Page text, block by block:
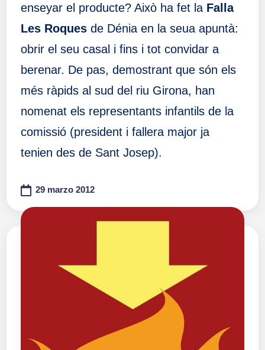
enseyar el producte? Això ha fet la Falla
Les Roquesde Dénia en la seua apuntà:
obrir el seu casal i fins i tot convidar a
berenar. De pas, demostrant que són els
més ràpids al sud del riu Girona, han
nomenat els representants infantils de la
comissió (president i fallera major ja
tenien des de Sant Josep).
29 marzo 2012